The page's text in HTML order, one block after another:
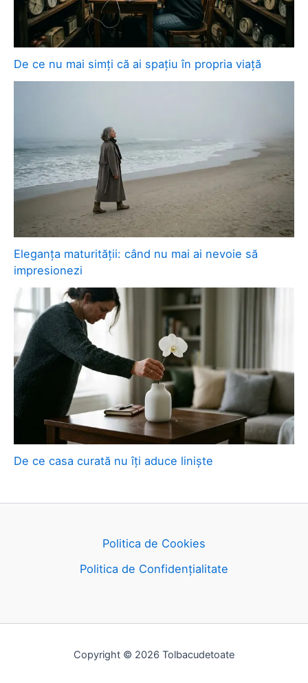
De ce nu mai simți că ai spațiu în propria viață
Eleganța maturității: când nu mai ai nevoie să
impresionezi
De ce casa curată nu îți aduce liniște
Politica de Cookies
Politica de Confidențialitate
Copyright © 2026 Tolbacudetoate